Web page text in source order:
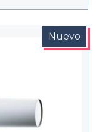
Nuevo